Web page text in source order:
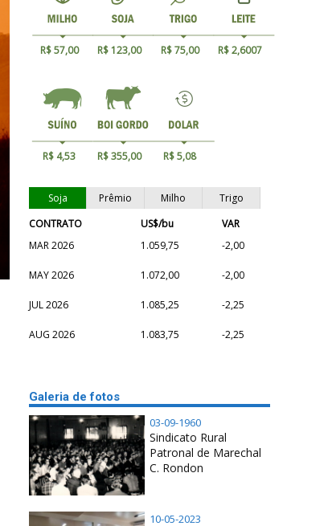
R$ 57,00 R$ 123,00 R$ 75,00 R$ 2,6007
R$ 4,53 R$ 355,00 R$ 5,08
Soja Prêmio Milho
Trigo
CONTRATO
US$/bu
VAR
MAR 2026
1.059,75 -2,00
MAY 2026 1.072,00 -2,00
JUL 2026 1.085,25 -2,25
AUG 2026 1.083,75 -2,25
Galeria de fotos
03-09-1960
Sindicato Rural
Patronal de Marechal
C. Rondon
10-05-2023